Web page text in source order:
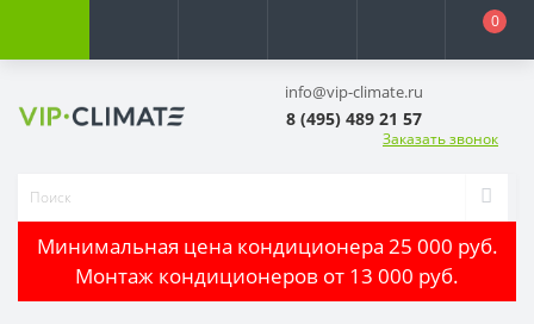
0
info@vip-climate.ru
8 (495) 489 21 57
Заказать звонок
Минимальная цена кондиционера 25 000 руб.
Монтаж кондиционеров от 13 000 руб.